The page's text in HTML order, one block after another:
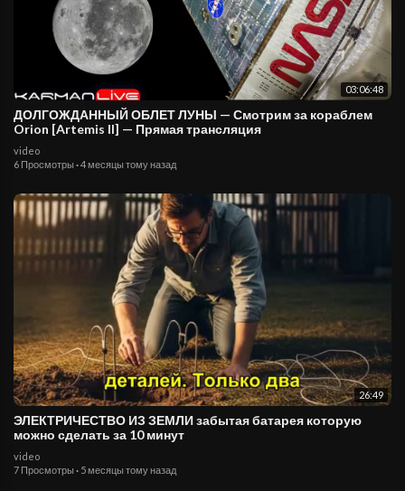
03:06:48
ДОЛГОЖДАННЫЙ ОБЛЕТ ЛУНЫ — Смотрим за кораблем
Orion [Artemis II] — Прямая трансляция
video
6 Просмотры ·4 месяцы тому назад
26:49
⁣ЭЛЕКТРИЧЕСТВО ИЗ ЗЕМЛИ забытая батарея которую
можно сделать за 10 минут
video
7 Просмотры · 5 месяцы тому назад